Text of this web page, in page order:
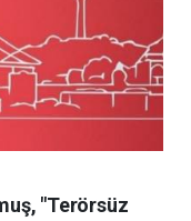
"Terörsüz